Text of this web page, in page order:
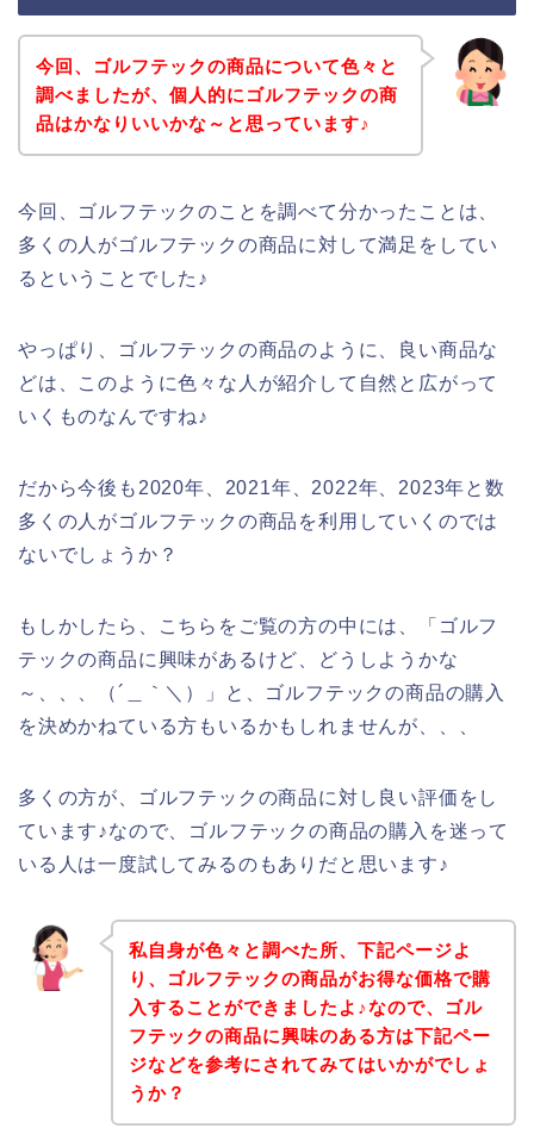
今回、ゴルフテックの商品について色々と
調べましたが、個人的にゴルフテックの商
品はかなりいいかな～と思っています♪
今回、ゴルフテックのことを調べて分かったことは、
多くの人がゴルフテックの商品に対して満足をしてい
るということでした♪
やっぱり、ゴルフテックの商品のように、良い商品な
どは、このように色々な人が紹介して自然と広がって
いくものなんですね♪
だから今後も2020年、2021年、2022年、2023年と数
多くの人がゴルフテックの商品を利用していくのでは
ないでしょうか？
もしかしたら、こちらをご覧の方の中には、「ゴルフ
テックの商品に興味があるけど、どうしようかな
～、、、（´＿｀＼）」と、ゴルフテックの商品の購入
を決めかねている方もいるかもしれませんが、、、
多くの方が、ゴルフテックの商品に対し良い評価をし
ています♪なので、ゴルフテックの商品の購入を迷って
いる人は一度試してみるのもありだと思います♪
私自身が色々と調べた所、下記ページよ
り、ゴルフテックの商品がお得な価格で購
入することができましたよ♪なので、ゴル
フテックの商品に興味のある方は下記ペー
ジなどを参考にされてみてはいかがでしょ
うか？